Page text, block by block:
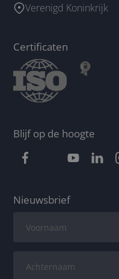
Verenigd Koninkrijk
Certificaten
Blijf op de hoogte
Nieuwsbrief